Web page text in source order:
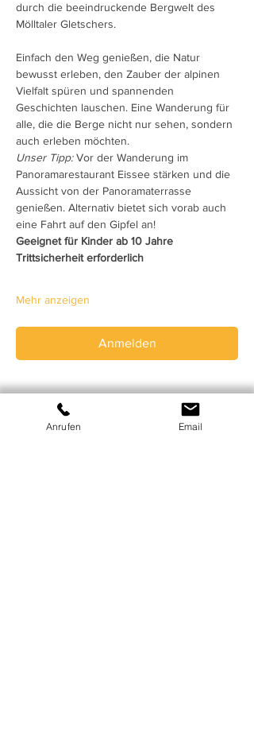
durch die beeindruckende Bergwelt des
Mölltaler Gletschers.
Einfach den Weg genießen, die Natur
bewusst erleben, den Zauber der alpinen
Vielfalt spüren und spannenden
Geschichten lauschen. Eine Wanderung für
alle, die die Berge nicht nur sehen, sondern
auch erleben möchten.
Unser Tipp: Vor der Wanderung im
Panoramarestaurant Eissee stärken und die
Aussicht von der Panoramaterrasse
genießen. Alternativ bietet sich vorab auch
eine Fahrt auf den Gipfel an!
Geeignet für Kinder ab 10 Jahre
Trittsicherheit erforderlich
Mehr anzeigen
Anmelden
Anrufen Email